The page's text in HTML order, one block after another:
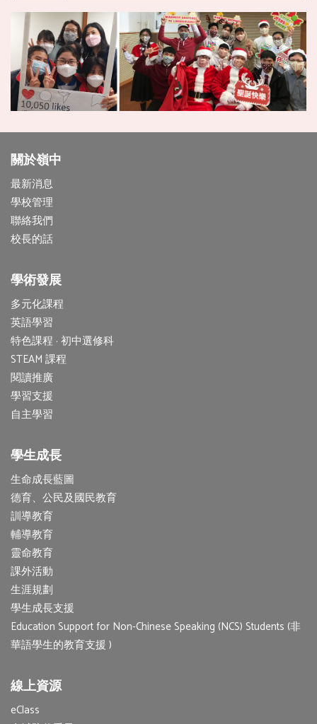
關於嶺中
最新消息
學校管理
聯絡我們
校長的話
學術發展
多元化課程
英語學習
特色課程 · 初中選修科
STEAM 課程
閱讀推廣
學習支援
自主學習
學生成長
生命成長藍圖
德育、公民及國民教育
訓導教育
輔導教育
靈命教育
課外活動
生涯規劃
學生成長支援
Education Support for Non-Chinese Speaking (NCS) Students (非
華語學生的教育支援 )
線上資源
eClass